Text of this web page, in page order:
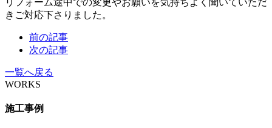
リフォーム途中での変更やお願いを気持ちよく聞いていただ
きご対応下さりました。
前の記事
次の記事
一覧へ戻る
WORKS
施工事例